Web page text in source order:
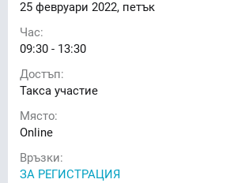
25 февруари 2022, петък
Час:
09:30 - 13:30
Достъп:
Такса участие
Място:
Online
Връзки:
ЗА РЕГИСТРАЦИЯ